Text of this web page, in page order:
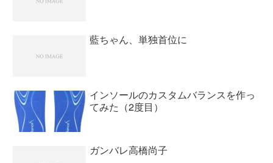
藍ちゃん、単独首位に
インソールのカスタムバランスを作っ
てみた（2度目）
ガンバレ高橋尚子